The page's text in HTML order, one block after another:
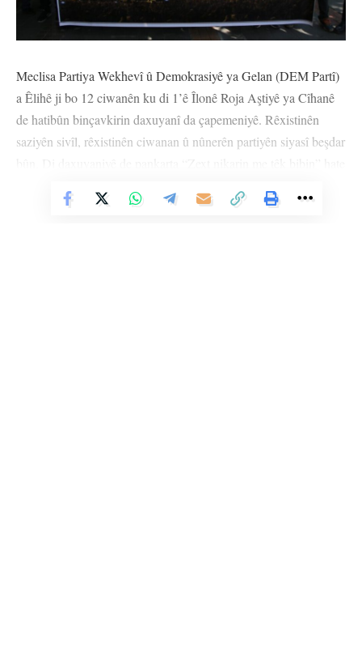
Meclisa Partiya Wekhevî û Demokrasiyê ya Gelan (DEM Partî)
a Êlihê ji bo 12 ciwanên ku di 1’ê Îlonê Roja Aştiyê ya Cîhanê
de hatibûn binçavkirin daxuyanî da çapemeniyê. Rêxistinên
saziyên sivîl, rêxistinên ciwanan û nûnerên partiyên siyasî beşdar
“Dîsa ciwan dîsa serhildan” berzkirin.
Vê Nûçeyê Bixwîne